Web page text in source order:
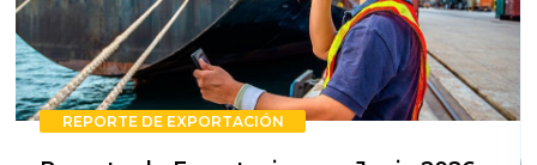
REPORTE DE EXPORTACIÓN